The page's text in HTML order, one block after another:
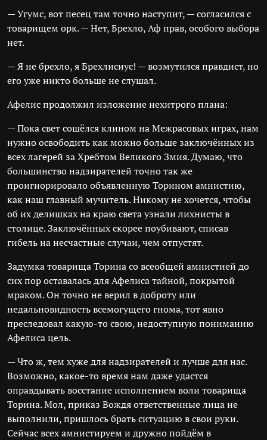
— Угумс, вот песец там точно наступит, — согласился с
товарищем орк. — Нет, Брехло, Аф прав, особого выбора
нет.
— Я не брехло, я Брехлисиус! — возмутился правдист, но
его уже никто больше не слушал.
Афелис продолжил изложение нехитрого плана:
— Пока свет сошёлся клином на Межрасовых играх, нам
нужно освободить как можно больше заключённых из
всех лагерей за Хребтом Великого Змия. Думаю, что
большинство надзирателей точно так же
проигнорировало объявленную Торином амнистию,
как наш главный мучитель. Никому не хочется, чтобы
об их делишках на краю света узнали лихнисты в
столице. Заключённых скорее поубивают, списав
гибель на несчастные случаи, чем отпустят.
Задумка товарища Торина со всеобщей амнистией до
сих пор оставалась для Афелиса тайной, покрытой
мраком. Он точно не верил в доброту или
недальновидность всемогущего гнома, тот явно
преследовал какую-то свою, недоступную пониманию
Афелиса цель.
— Что ж, тем хуже для надзирателей и лучше для нас.
Возможно, какое-то время нам даже удастся
оправдывать восстание исполнением воли товарища
Торина. Мол, приказ Вождя ответственные лица не
выполнили, пришлось брать ситуацию в свои руки.
Сейчас всех амнистируем и дружно пойдём в